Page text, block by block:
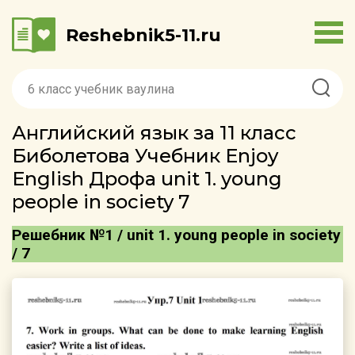
Reshebnik5-11.ru
Английский язык за 11 класс
Биболетова Учебник Enjoy
English Дрофа unit 1. young
people in society 7
Решебник №1 / unit 1. young people in society
/ 7